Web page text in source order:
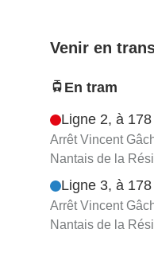
Venir en
En tram
Ligne 2, à 178
Arrêt Vincent
Nantais de la
Ligne 3, à 178
Arrêt Vincent
Nantais de la